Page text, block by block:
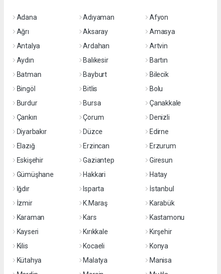
Adana Adıyaman
Afyon
Ağrı
Aksaray
Amasya
Antalya
Ardahan
Artvin
Aydın
Balıkesir
Bartın
Batman
Bayburt
Bilecik
Bingöl
Bitlis
Bolu
Burdur
Bursa
Çanakkale
Çankırı
Çorum
Denizli
Diyarbakır
Düzce
Edirne
Elazığ
Erzincan
Erzurum
Eskişehir
Gaziantep
Giresun
Gümüşhane
Hakkari
Hatay
Iğdır
Isparta
İstanbul
İzmir
K.Maraş
Karabük
Karaman
Kars
Kastamonu
Kayseri
Kırıkkale
Kırşehir
Kilis
Kocaeli
Konya
Kütahya
Malatya
Manisa